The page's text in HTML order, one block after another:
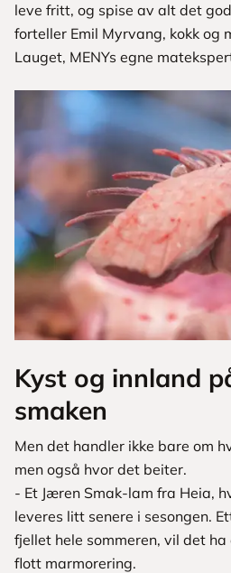
leve fritt, og spise av alt det
forteller Emil Myrvang, kokk og
Lauget, MENYs egne
Kyst og innland
smaken
Men det handler ikke bare om
men også hvor det beiter.
- Et Jæren Smak-lam fra Heia,
leveres litt senere i sesongen.
fjellet hele sommeren, vil det
flott marmorering.